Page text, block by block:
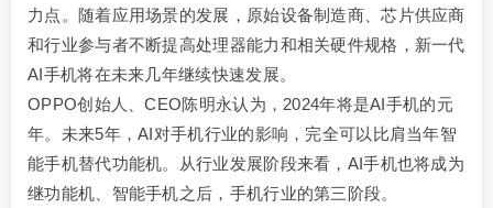
力点。随着应用场景的发展，原始设备制造商、芯片供应商
和行业参与者不断提高处理器能力和相关硬件规格，新一代
AI手机将在未来几年继续快速发展。
OPPO创始人、CEO陈明永认为，2024年将是AI手机的元
年。未来5年，AI对手机行业的影响，完全可以比肩当年智
能手机替代功能机。从行业发展阶段来看，AI手机也将成为
继功能机、智能手机之后，手机行业的第三阶段。